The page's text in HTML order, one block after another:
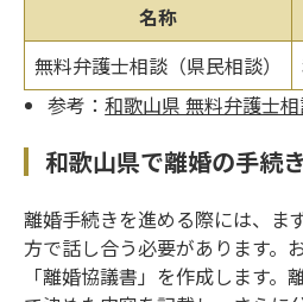
名称
無料弁護士相談（県民相談）
参考：和歌山県 無料弁護士相
和歌山県で離婚の手続
離婚手続きを進める際には、ま
方で話し合う必要があります。
「離婚協議書」を作成します。